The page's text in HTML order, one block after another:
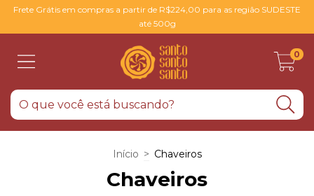
Frete Grátis em compras a partir de R$224,00 para as região SUDESTE
até 500g
0
Início > Chaveiros
Chaveiros